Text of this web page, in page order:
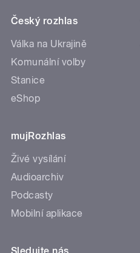
Český rozhlas
Válka na Ukrajině
Komunální volby
Stanice
eShop
mujRozhlas
Živé vysílání
Audioarchiv
Podcasty
Mobilní aplikace